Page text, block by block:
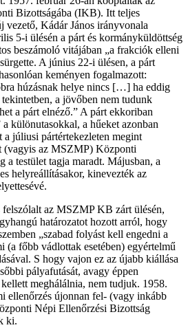
Bizottságába (IKB). Itt teljes
vezető, Kádár János irányvonala
5-i ülésén a párt és kormányküldöttség
beszámoló vitájában „a frakciók elleni
A június 22-i ülésen, a párt
keményen fogalmazott:
húzásnak helye nincs […] ha eddig
a jövőben nem tudunk
a párt elnéző.” A párt ekkoriban
különutasokkal, a hűeket azonban
júliusi pártértekezleten megint
(vagyis az MSZMP) Központi
a testület tagja maradt. Májusban, a
helyreállításakor, kinevezték az
felszólalt az MSZMP KB zárt ülésén,
határozatot hozott arról, hogy
„szabad folyást kell engedni a
(a főbb vádlottak esetében) egyértelmű
S hogy vajon ez az újabb kiállása
pályafutását, avagy éppen
meghálálnia, nem tudjuk. 1958.
ellenőrzés újonnan fel- (vagy inkább
Népi Ellenőrzési Bizottság
ki.